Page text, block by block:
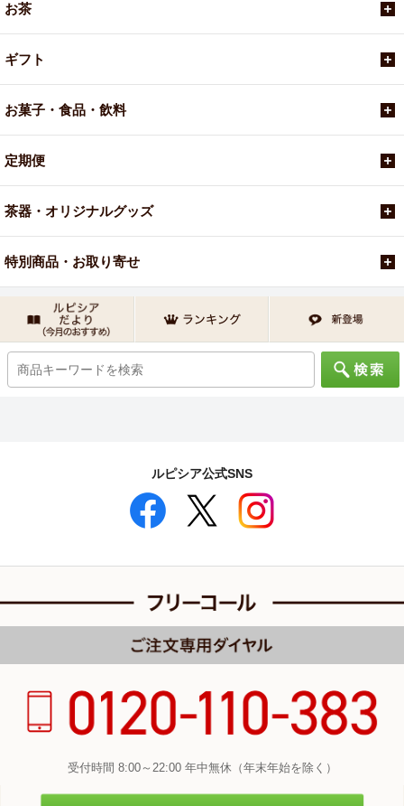
お茶
ギフト
お菓子・食品・飲料
定期便
茶器・オリジナルグッズ
特別商品・お取り寄せ
ルピシア公式SNS
受付時間 8:00～22:00 年中無休（年末年始を除く）